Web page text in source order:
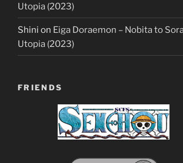
Utopia (2023)
Shini on Eiga Doraemon – Nobita to
Utopia (2023)
FRIENDS